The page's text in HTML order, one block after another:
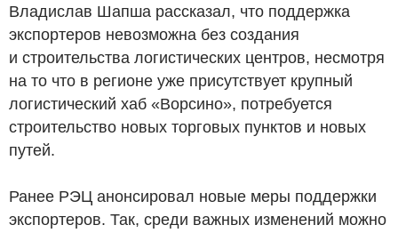
Владислав Шапша рассказал, что поддержка
экспортеров невозможна без создания
и строительства логистических центров, несмотря
на то что в регионе уже присутствует крупный
логистический хаб «Ворсино», потребуется
строительство новых торговых пунктов и новых
путей.
Ранее РЭЦ анонсировал новые меры поддержки
экспортеров. Так, среди важных изменений можно